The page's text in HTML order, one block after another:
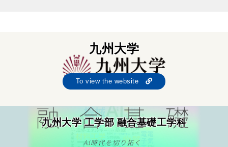
九州大学
To view the website
九州大学 工学部 融合基礎工学科